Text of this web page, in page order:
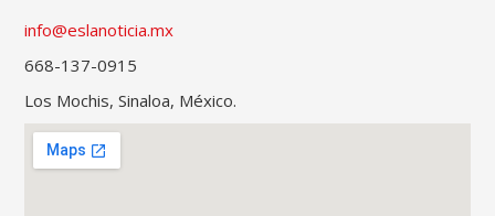
info@eslanoticia.mx
668-137-0915
Los Mochis, Sinaloa, México.